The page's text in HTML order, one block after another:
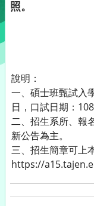
照。
說明：
一、碩士班甄試入
日，口試日期：
二、招生系所、報
新公告為主。
三、招生簡章可上
https://